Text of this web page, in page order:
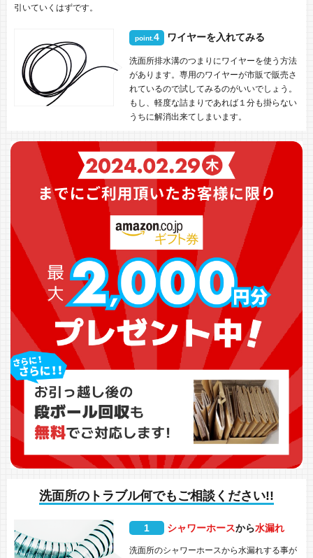
引いていくはずです。
point.4 ワイヤーを入れてみる
洗面所排水溝のつまりにワイヤーを使う方法
があります。専用のワイヤーが市販で販売さ
れているので試してみるのがいいでしょう。
もし、軽度な詰まりであれば１分も掛らない
うちに解消出来てしまいます。
洗面所のトラブル何でもご相談ください!!
1 シャワーホースから水漏れ
洗面所のシャワーホースから水漏れする事が